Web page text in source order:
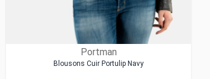
Portman
Blousons Cuir Portulip Navy